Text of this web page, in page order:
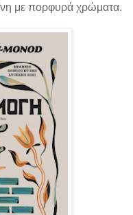
με πορφυρά χρώματα.